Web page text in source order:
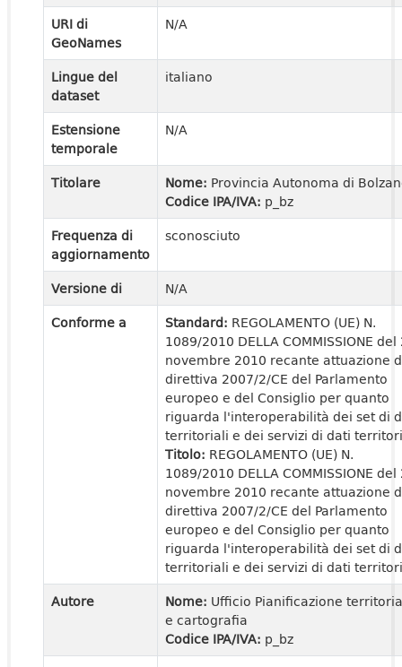
URI di
GeoNames
N/A
Lingue del
dataset
italiano
Estensione
temporale
N/A
Titolare Nome: Provincia Autonoma di
Codice IPA/IVA: p_bz
Frequenza di
aggiornamento
sconosciuto
Versione di
N/A
Conforme a
Standard: REGOLAMENTO (UE) N.
1089/2010 DELLA COMMISSIONE del
novembre 2010 recante attuazione
direttiva 2007/2/CE del Parlamento
europeo e del Consiglio per quanto
riguarda l'interoperabilità dei set di
territoriali e dei servizi di dati
Titolo: REGOLAMENTO (UE) N.
1089/2010 DELLA COMMISSIONE del
novembre 2010 recante attuazione
direttiva 2007/2/CE del Parlamento
europeo e del Consiglio per quanto
riguarda l'interoperabilità dei set di
territoriali e dei servizi di dati
Autore
Nome: Ufficio Pianificazione
e cartografia
Codice IPA/IVA: p_bz